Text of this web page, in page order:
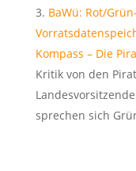
BaWü: Rot/
Kompass – Die
Kritik von den
sprechen sich